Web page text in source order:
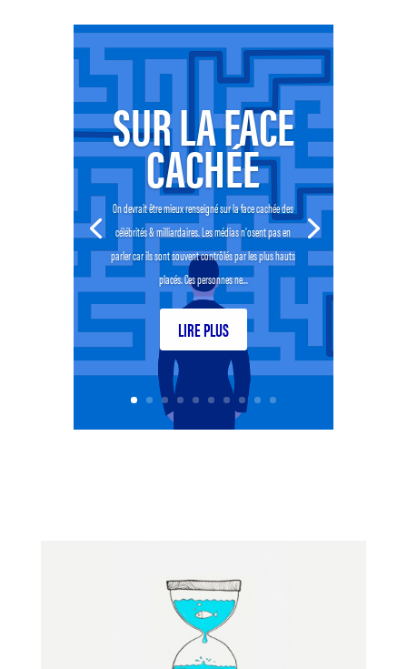
SUR LA FACE
CACHÉE
On devrait être mieux renseigné sur la face cachée des
célébrités & milliardaires. Les médias n’osent pas en
parler car ils sont souvent contrôlés par les plus hauts
placés. Ces personnes ne...
LIRE PLUS